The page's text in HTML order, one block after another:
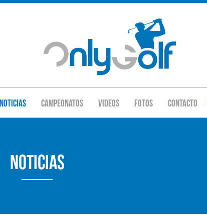
Noticias Campeonatos Videos Fotos Contacto
Noticias